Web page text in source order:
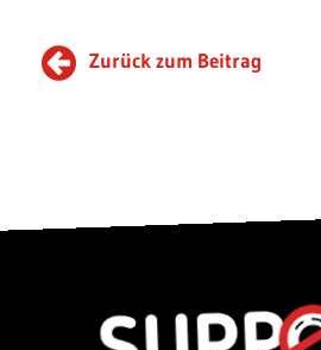
Zurück zum Beitrag